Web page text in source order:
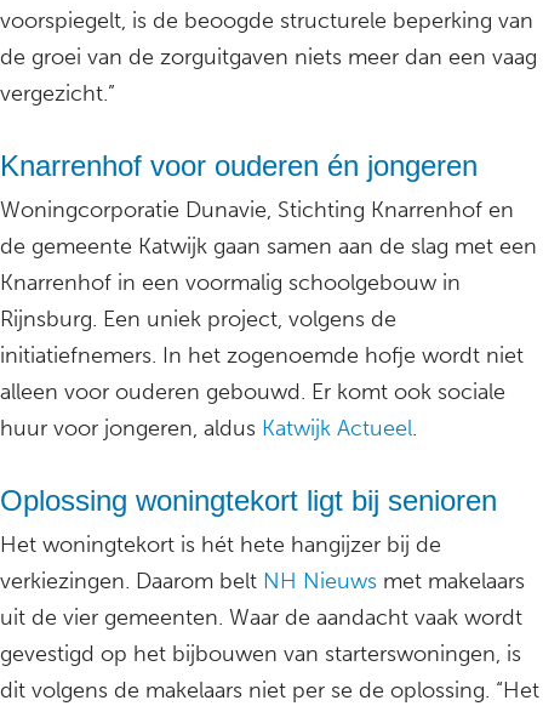
voorspiegelt, is de beoogde structurele beperking van
de groei van de zorguitgaven niets meer dan een vaag
vergezicht.”
Knarrenhof voor ouderen én jongeren
Woningcorporatie Dunavie, Stichting Knarrenhof en
de gemeente Katwijk gaan samen aan de slag met een
Knarrenhof in een voormalig schoolgebouw in
Rijnsburg. Een uniek project, volgens de
initiatiefnemers. In het zogenoemde hofje wordt niet
alleen voor ouderen gebouwd. Er komt ook sociale
huur voor jongeren, aldus Katwijk Actueel.
Oplossing woningtekort ligt bij senioren
Het woningtekort is hét hete hangijzer bij de
verkiezingen. Daarom belt NH Nieuws met makelaars
uit de vier gemeenten. Waar de aandacht vaak wordt
gevestigd op het bijbouwen van starterswoningen, is
dit volgens de makelaars niet per se de oplossing. “Het